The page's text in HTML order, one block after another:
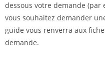
dessous votre demande (par
vous souhaitez demander
guide vous renverra aux
demande.